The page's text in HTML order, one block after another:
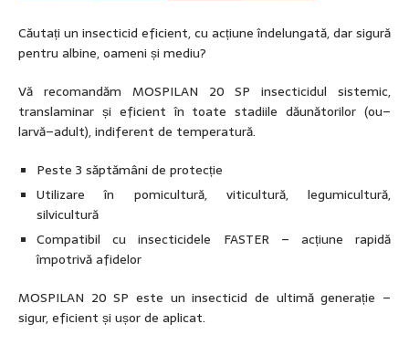
Căutați un insecticid eficient, cu acțiune îndelungată, dar sigură
pentru albine, oameni și mediu?
Vă recomandăm MOSPILAN 20 SP insecticidul sistemic,
translaminar și eficient în toate stadiile dăunătorilor (ou–
larvă–adult), indiferent de temperatură.
Peste 3 săptămâni de protecție
Utilizare în pomicultură, viticultură, legumicultură,
silvicultură
Compatibil cu insecticidele FASTER – acțiune rapidă
împotrivă afidelor
MOSPILAN 20 SP este un insecticid de ultimă generație –
sigur, eficient și ușor de aplicat.